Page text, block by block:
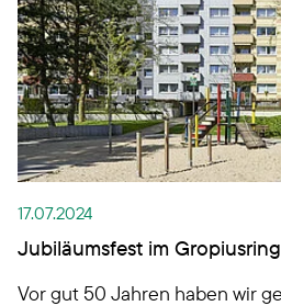
17.07.2024
Jubiläumsfest im Gropiusring
Vor gut 50 Jahren haben wir